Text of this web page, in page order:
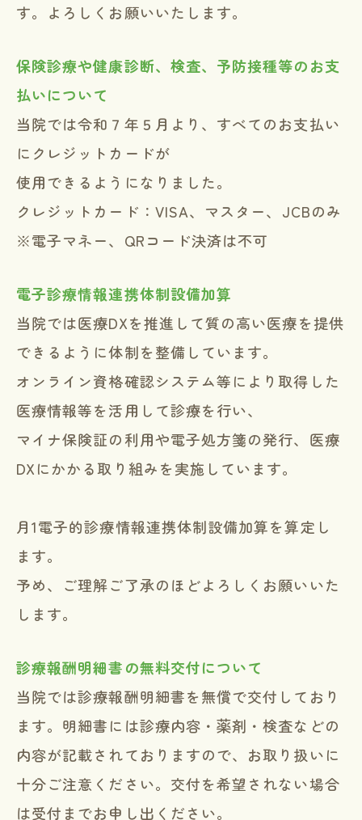
す。よろしくお願いいたします。
保険診療や健康診断、検査、予防接種等のお支
払いについて
当院では令和７年５月より、すべてのお支払い
にクレジットカードが
使用できるようになりました。
クレジットカード：VISA、マスター、JCBのみ
※電子マネー、QRコード決済は不可
電子診療情報連携体制設備加算
当院では医療DXを推進して質の高い医療を提供
できるように体制を整備しています。
オンライン資格確認システム等により取得した
医療情報等を活用して診療を行い、
マイナ保険証の利用や電子処方箋の発行、医療
DXにかかる取り組みを実施しています。
月1電子的診療情報連携体制設備加算を算定し
ます。
予め、ご理解ご了承のほどよろしくお願いいた
します。
診療報酬明細書の無料交付について
当院では診療報酬明細書を無償で交付しており
ます。明細書には診療内容・薬剤・検査などの
内容が記載されておりますので、お取り扱いに
十分ご注意ください。交付を希望されない場合
は受付までお申し出ください。